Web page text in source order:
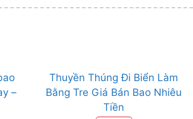
–
Thuyền Thúng Đi Biển Làm
Bằng Tre Giá Bán Bao Nhiêu
Tiền